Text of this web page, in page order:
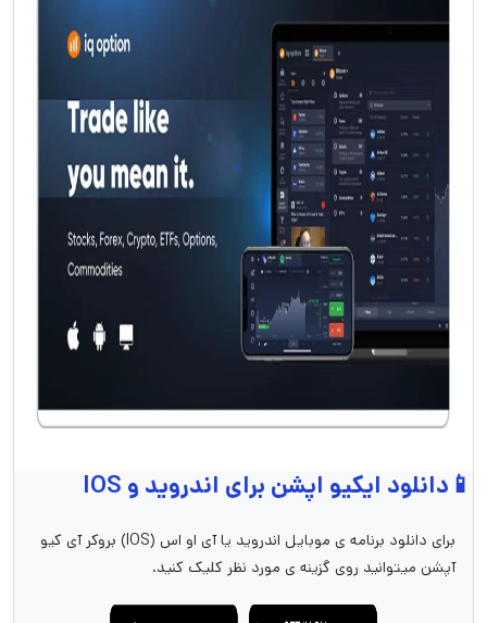
📱دانلود ایکیو اپشن برای اندروید و IOS
برای دانلود برنامه ی موبایل اندروید یا آی او اس (IOS) بروکر آی کیو
آپشن میتوانید روی گزینه ی مورد نظر کلیک کنید.